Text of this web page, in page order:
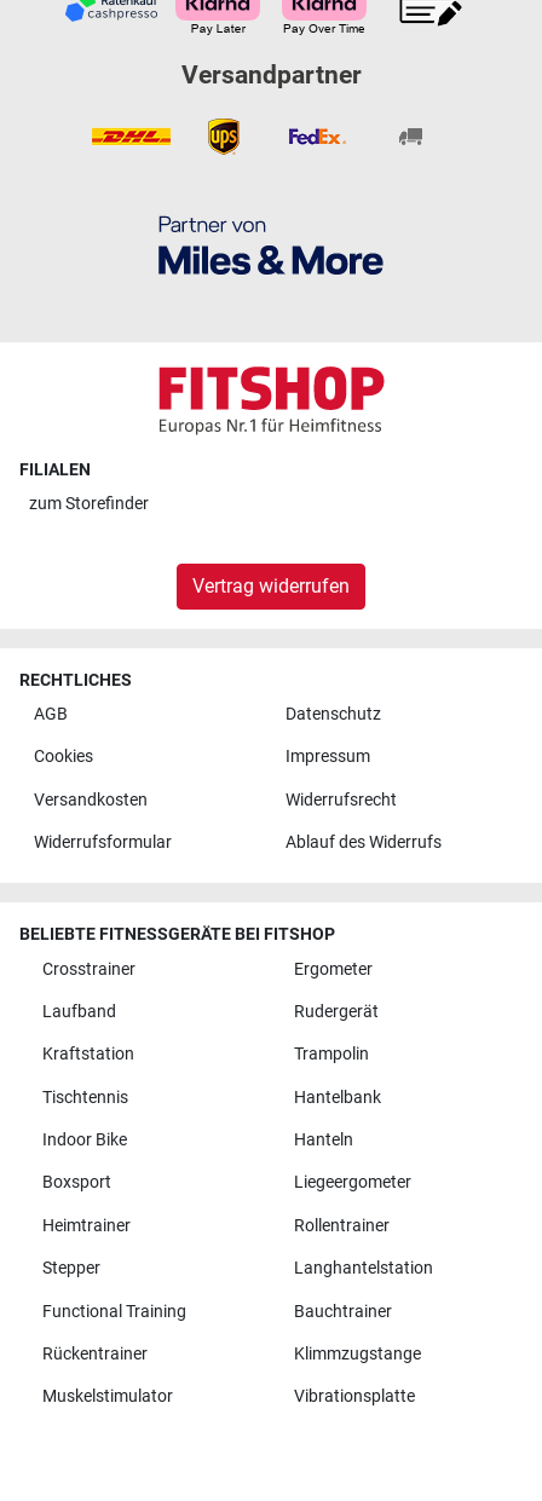
Versandpartner
FILIALEN
zumStorefinder
Vertrag widerrufen
RECHTLICHES
AGB
Datenschutz
Cookies Impressum
Versandkosten Widerrufsrecht
Widerrufsformular Ablauf des Widerrufs
BELIEBTE FITNESSGERÄTE BEI FITSHOP
Crosstrainer
Ergometer
Laufband Rudergerät
Kraftstation Trampolin
Tischtennis Hantelbank
Indoor Bike Hanteln
Boxsport Liegeergometer
Heimtrainer Rollentrainer
Stepper Langhantelstation
Functional Training Bauchtrainer
Rückentrainer Klimmzugstange
Muskelstimulator Vibrationsplatte